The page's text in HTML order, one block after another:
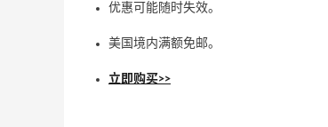
优惠可能随时失效。
美国境内满额免邮。
立即购买>>